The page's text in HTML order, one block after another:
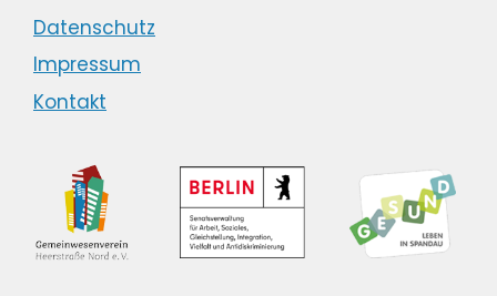
Datenschutz
Impressum
Kontakt